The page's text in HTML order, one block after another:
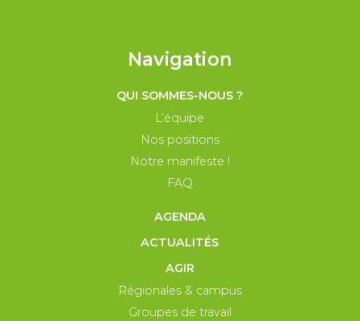
Navigation
QUI SOMMES-NOUS ?
L’équipe
Nos positions
Notre manifeste !
FAQ
AGENDA
ACTUALITÉS
AGIR
Régionales & campus
Groupes de travail